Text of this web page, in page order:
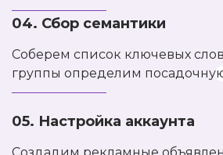
04. Сбор семантики
Соберем список ключевых
группы определим
05. Настройка аккаунта